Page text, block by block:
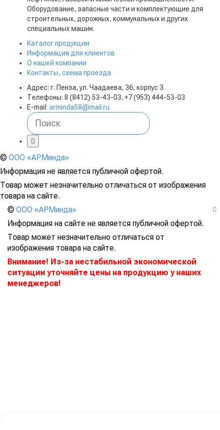
Оборудование, запасные части и комплектующие для
строительных, дорожных, коммунальных и других
специальных машин.
Каталог продукции
Информация для клиентов
О нашей компании
Контакты, схема проезда
Адрес: г. Пенза, ул. Чаадаева, 36, корпус 3
Телефоны: 8 (8412) 53-43-03, +7 (953) 444-53-03
E-mail: arminda58@mail.ru
© ООО «АРМинда»
Информация не является публичной офертой.
Товар может незначительно отличаться от изображения
товара на сайте.
© ООО «АРМинда»
Информация на сайте не является публичной офертой.
Товар может незначительно отличаться от
изображения товара на сайте.
Внимание! Из-за нестабильной экономической
ситуации уточняйте цены на продукцию у наших
менеджеров!